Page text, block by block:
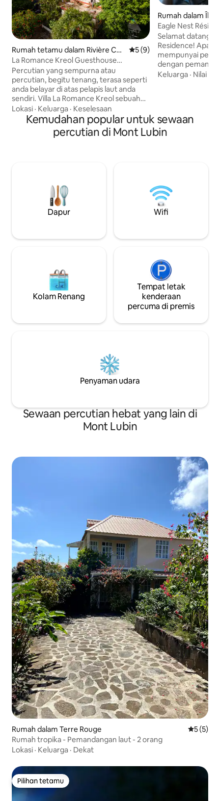
Rumah tetamu dalam Rivière Coc
os
Penarafan purata 5
5 (9)
La Romance Kreol Guesthouse
(Keseluruhan Apartmen)
Percutian yang sempurna atau
percutian, begitu tenang, terasa seperti
anda belayar di atas pelapis laut anda
sendiri. Villa La Romance Kreol sebuah
rumah percutian berperabot lengkap
dan selesa yang terletak di lembah
Riviere Coco yang indah, sebuah
kampung romantik yang bersempadan
berjalan kaki, pantai berpasir, bersnorkel,
menyelam dan aktiviti menawan yang
Lokasi · Keluarga · Keselesaan
Rumah dalam Île
Eagle Nest
Selesa dengan
Selamat datang
Residence! Apartmen yang luas dan
mempunyai
dengan
sesuai untuk
lengkap: dapur
gelombang mikro dan
berjalan kaki ke
Keluarga · Nilai
Kemudahan popular untuk sewaan
percutian di Mont Lubin
Dapur Wifi
Kolam Renang
Tempat letak
kenderaan
percuma di premis
Penyaman udara
Sewaan percutian hebat yang lain di
Mont Lubin
Rumah dalam Terre Rouge
5 (5)
Rumah tropika - Pemandangan laut - 2 orang
Lokasi · Keluarga · Dekat
Pilihan tetamu
Pilihan tetamu